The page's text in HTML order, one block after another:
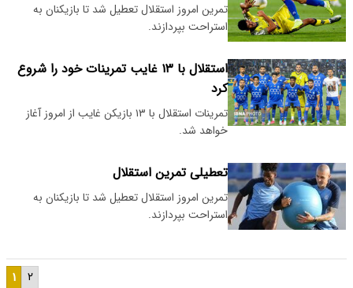
تمرین امروز استقلال تعطیل شد تا بازیکنان به
استراحت بپردازند.
استقلال با ۱۳ غایب تمرینات خود را شروع
کرد
تمرینات استقلال با ۱۳ بازیکن غایب از امروز آغاز
خواهد شد.
تعطیلی تمرین استقلال
تمرین امروز استقلال تعطیل شد تا بازیکنان به
استراحت بپردازند.
۱ ۲